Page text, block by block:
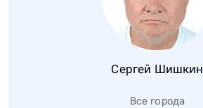
Сергей Шишкин
Все города